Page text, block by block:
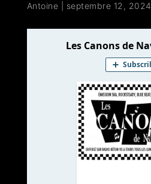
Antoine septembre 12, 2024